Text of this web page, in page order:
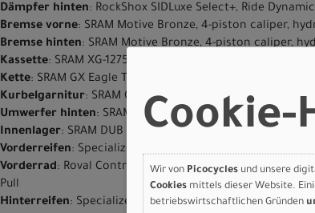
Dämpfer hinten: RockShox SIDLuxe Select+, Ride
Bremse vorne: SRAM Motive Bronze, 4-piston caliper,
Bremse hinten: SRAM Motive Bronze, 4-piston caliper,
Kassette: SRAM XG-1275 Transmission 12-Speed 10-52t
Kette: SRAM GX Eagle Transmission 12-Speed Flattop
Kurbelgarnitur: SRAM GX Eagle, DUB, SM:165mm, M-
Umwerfer hinten: SRAM GX Eagle AXS Transmission
Innenlager: SRAM DUB Threaded Wide
Vorderreifen: Specialized Fast Trak, Flex Lite Casing, T5/
Vorderrad: Roval Control SL V, Hookless carbon, 29mm
Pull
Hinterreifen: Specialized Air Trak, Flex Lite Casing, T5/T7
Cookie-
Wir von Picocycles und unsere
Cookies mittels dieser Website.
betriebswirtschaftlichen Gründen